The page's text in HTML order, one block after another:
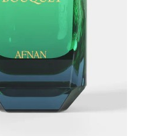
viso giorno
viso notte
Trattamento
Trattamento
viso antietà
Trattamento
occhi
Trattamento
Detergenti
Scrub
Maschere
Sieri